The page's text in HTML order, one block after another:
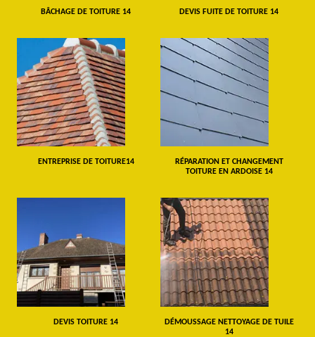
BÂCHAGE DE TOITURE 14 DEVIS FUITE DE TOITURE 14
ENTREPRISE DE TOITURE14
RÉPARATION ET CHANGEMENT
TOITURE EN ARDOISE 14
DEVIS TOITURE 14
DÉMOUSSAGE NETTOYAGE DE TUILE
14